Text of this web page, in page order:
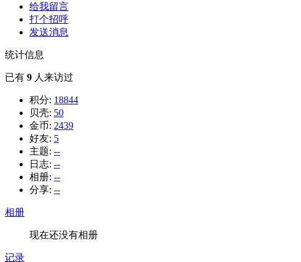
给我留言
打个招呼
发送消息
统计信息
已有 9 人来访过
积分: 18844
贝壳: 50
金币: 2439
好友: 5
主题: --
日志: --
相册: --
分享: --
相册
现在还没有相册
记录